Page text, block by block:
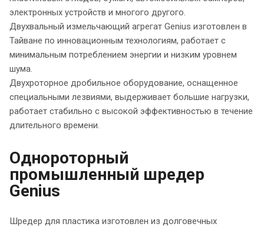
электронных устройств и многого другого.
Двухвальный измельчающий агрегат Genius изготовлен в
Тайване по инновационным технологиям, работает с
минимальным потреблением энергии и низким уровнем
шума.
Двухроторное дробильное оборудование, оснащенное
специальными лезвиями, выдерживает большие нагрузки,
работает стабильно с высокой эффективностью в течение
длительного времени.
Однороторный
промышленный шредер
Genius
Шредер для пластика изготовлен из долговечных